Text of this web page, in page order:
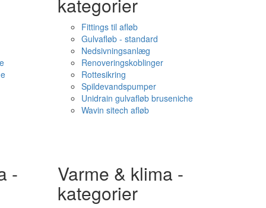
Fittings til afløb
Gulvafløb - standard
Nedsivningsanlæg
Renoveringskoblinger
Rottesikring
Spildevandspumper
Unidrain gulvafløb bruseniche
Wavin sitech afløb
- Varme & klima -
kategorier